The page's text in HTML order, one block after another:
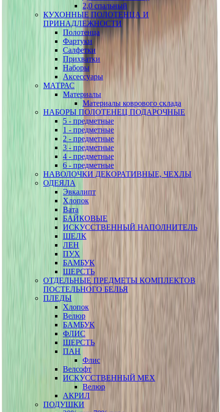
2,0 спальный
КУХОННЫЕ ПОЛОТЕНЦА И
ПРИНАДЛЕЖНОСТИ
Полотенца
Фартуки
Салфетки
Прихватки
Наборы
Аксессуары
МАТРАС
Материалы
Материалы коврового склада
НАБОРЫ ПОЛОТЕНЕЦ ПОДАРОЧНЫЕ
5 - предметные
1 - предметные
2 - предметные
3 - предметные
4 - предметные
6 - предметные
НАВОЛОЧКИ ДЕКОРАТИВНЫЕ, ЧЕХЛЫ
ОДЕЯЛА
Эвкалипт
Хлопок
Вата
БАЙКОВЫЕ
ИСКУССТВЕННЫЙ НАПОЛНИТЕЛЬ
ШЕЛК
ЛЕН
ПУХ
БАМБУК
ШЕРСТЬ
ОТДЕЛЬНЫЕ ПРЕДМЕТЫ КОМПЛЕКТОВ
ПОСТЕЛЬНОГО БЕЛЬЯ
ПЛЕДЫ
Хлопок
Велюр
БАМБУК
ФЛИС
ШЕРСТЬ
ПАН
Флис
Велсофт
ИСКУССТВЕННЫЙ МЕХ
Велюр
АКРИЛ
ПОДУШКИ